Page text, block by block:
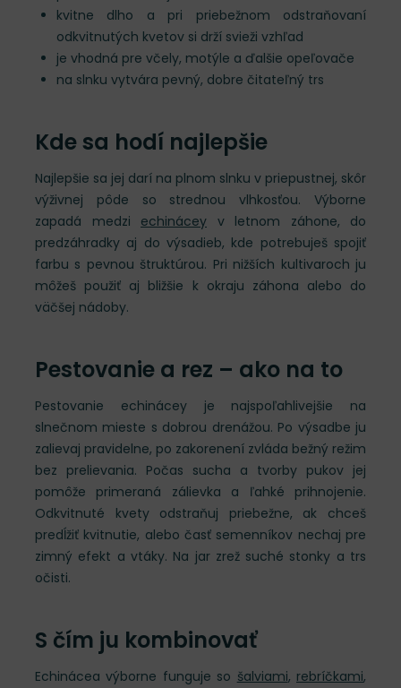
kvitne dlho a pri priebežnom odstraňovaní
odkvitnutých kvetov si drží svieži vzhľad
je vhodná pre včely, motýle a ďalšie opeľovače
na slnku vytvára pevný, dobre čitateľný trs
Kde sa hodí najlepšie
Najlepšie sa jej darí na plnom slnku v priepustnej, skôr
výživnej pôde so strednou vlhkosťou. Výborne
zapadá medzi echinácey v letnom záhone, do
predzáhradky aj do výsadieb, kde potrebuješ spojiť
farbu s pevnou štruktúrou. Pri nižších kultivaroch ju
môžeš použiť aj bližšie k okraju záhona alebo do
väčšej nádoby.
Pestovanie a rez – ako na to
Pestovanie echinácey je najspoľahlivejšie na
slnečnom mieste s dobrou drenážou. Po výsadbe ju
zalievaj pravidelne, po zakorenení zvláda bežný režim
bez prelievania. Počas sucha a tvorby pukov jej
pomôže primeraná zálievka a ľahké prihnojenie.
Odkvitnuté kvety odstraňuj priebežne, ak chceš
predĺžiť kvitnutie, alebo časť semenníkov nechaj pre
zimný efekt a vtáky. Na jar zrež suché stonky a trs
očisti.
S čím ju kombinovať
Echinácea výborne funguje so šalviami, rebríčkami,